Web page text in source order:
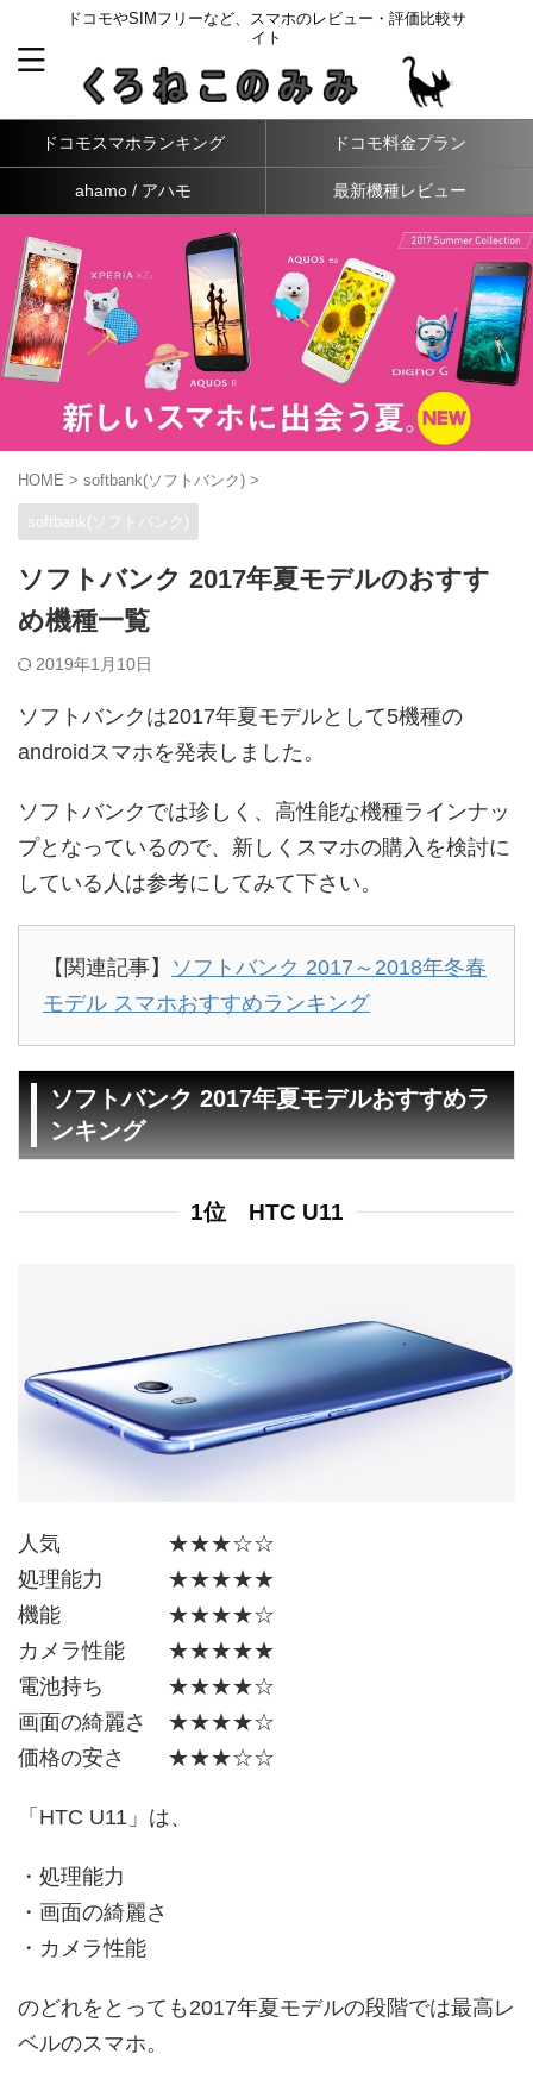
ドコモやSIMフリーなど、スマホのレビュー・評価比較サ
イト
ドコモスマホランキング ドコモ料金プラン
ahamo / アハモ 最新機種レビュー
HOME > softbank(ソフトバンク) >
softbank(ソフトバンク)
ソフトバンク 2017年夏モデルのおすす
め機種一覧
2019年1月10日
ソフトバンクは2017年夏モデルとして5機種の
androidスマホを発表しました。
ソフトバンクでは珍しく、高性能な機種ラインナッ
プとなっているので、新しくスマホの購入を検討に
している人は参考にしてみて下さい。
【関連記事】 ソフトバンク 2017～2018年冬春
モデル スマホおすすめランキング
ソフトバンク 2017年夏モデルおすすめラ
ンキング
1位 HTC U11
人気 ★★★☆☆
処理能力 ★★★★★
機能 ★★★★☆
カメラ性能 ★★★★★
電池持ち ★★★★☆
画面の綺麗さ ★★★★☆
価格の安さ ★★★☆☆
「HTC U11」は、
・処理能力
・画面の綺麗さ
・カメラ性能
のどれをとっても2017年夏モデルの段階では最高レ
ベルのスマホ。